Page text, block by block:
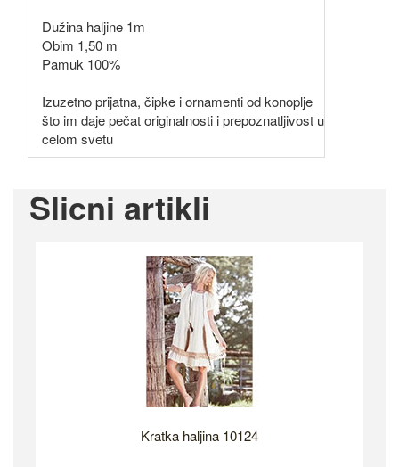
Dužina haljine 1m
Obim 1,50 m
Pamuk 100%
Izuzetno prijatna, čipke i ornamenti od konoplje
što im daje pečat originalnosti i prepoznatljivost u
celom svetu
Slicni artikli
Kratka haljina 10124